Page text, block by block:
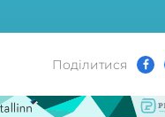
Подiлитися